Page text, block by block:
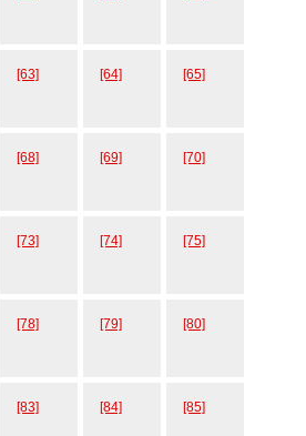
[63] [64] [65]
[68] [69] [70]
[73] [74] [75]
[78] [79] [80]
[83] [84] [85]